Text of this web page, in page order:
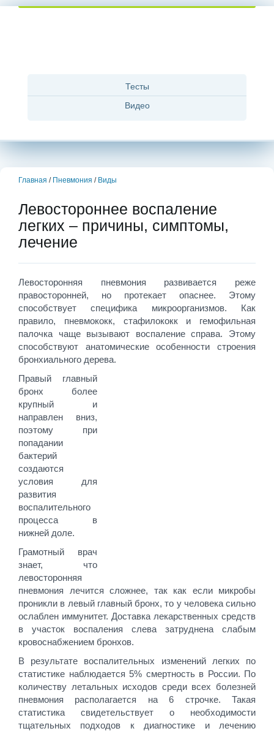
Тесты
Видео
Главная / Пневмония / Виды
Левостороннее воспаление
легких – причины, симптомы,
лечение
Левосторонняя пневмония развивается реже
правосторонней, но протекает опаснее. Этому
способствует специфика микроорганизмов. Как
правило, пневмококк, стафилококк и гемофильная
палочка чаще вызывают воспаление справа. Этому
способствуют анатомические особенности строения
бронхиального дерева.
Правый главный
бронх более
крупный и
направлен вниз,
поэтому при
попадании
бактерий
создаются
условия для
развития
воспалительного
процесса в
нижней доле.
Грамотный врач
знает, что
левосторонняя
пневмония лечится сложнее, так как если микробы
проникли в левый главный бронх, то у человека сильно
ослаблен иммунитет. Доставка лекарственных средств
в участок воспаления слева затруднена слабым
кровоснабжением бронхов.
В результате воспалительных изменений легких по
статистике наблюдается 5% смертность в России. По
количеству летальных исходов среди всех болезней
пневмония располагается на 6 строчке. Такая
статистика свидетельствует о необходимости
тщательных подходов к диагностике и лечению